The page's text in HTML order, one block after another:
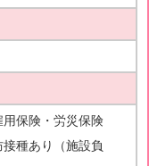
保険・労災保険
種あり（施設負